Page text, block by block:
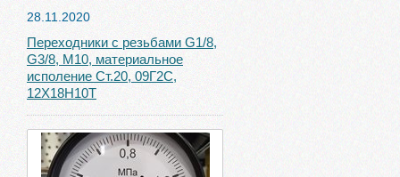
28.11.2020
Переходники с резьбами G1/8,
G3/8, М10, материальное
исполение Ст.20, 09Г2С,
12Х18Н10Т